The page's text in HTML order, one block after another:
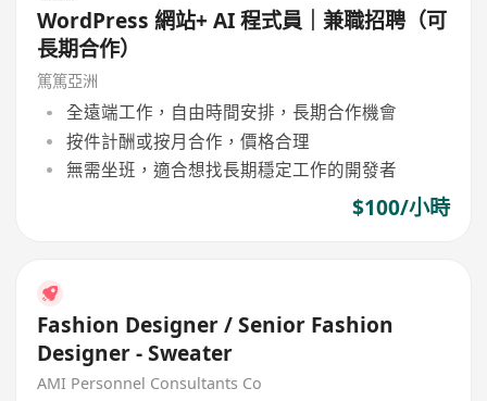
WordPress 網站+ AI 程式員｜兼職招聘（可
長期合作）
篤篤亞洲
全遠端工作，自由時間安排，長期合作機會
按件計酬或按月合作，價格合理
無需坐班，適合想找長期穩定工作的開發者
$100/小時
Fashion Designer / Senior Fashion
Designer - Sweater
AMI Personnel Consultants Co